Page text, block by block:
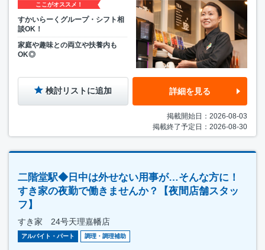
ここがオススメ！
すかいらーくグループ・シフト相
談OK！
家庭や趣味との両立や扶養内も
OK◎
検討リストに追加 詳細を見る
掲載開始日：2026-08-03
掲載終了予定日：2026-08-30
二階堂駅◆日中は外せない用事が…そんな方に！
すき家の夜勤で働きませんか？【夜間店舗スタッ
フ】
すき家 24号天理嘉幡店
アルバイト・パート 調理・調理補助